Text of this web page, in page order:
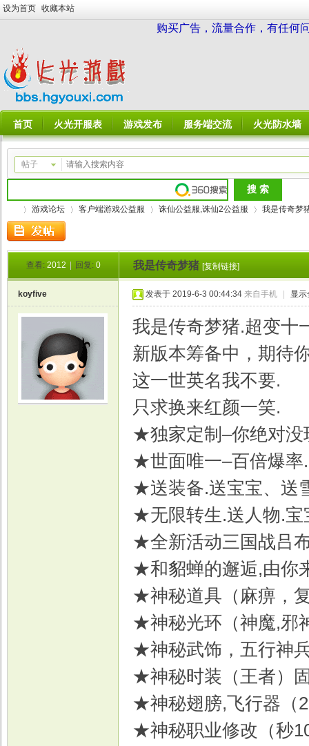
设为首页 收藏本站
购买广告，流量合作，有任何
首页 火光开服表 游戏发布 服务端交流 火光防水墙
帖子
游戏论坛
›
客户端游戏公益服
›
诛仙公益服,诛仙2公益服 我是传奇梦
查看: 2012 回复: 0 我是传奇梦猪 [复制链接]
koyfive 发表于 2019-6-3 00:44:34 来自手机 显
我是传奇梦猪.超变十
新版本筹备中，期待
这一世英名我不要.
只求换来红颜一笑.
★独家定制–你绝对没
★世面唯一–百倍爆率
★送装备.送宝宝、送
★无限转生.送人物.宝
★全新活动三国战吕
★和貂蝉的邂逅,由你
★神秘道具（麻痹，
★神秘光环（神魔,邪
★神秘武饰，五行神
★神秘时装（王者）
★神秘翅膀,飞行器（
★神秘职业修改（秒